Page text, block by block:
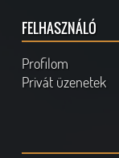
FELHASZNÁLÓ
Profilom
Privát üzenetek